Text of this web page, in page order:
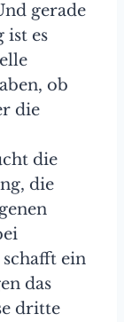
gerade
ist es
ob
die
die
die
ein
das
dritte